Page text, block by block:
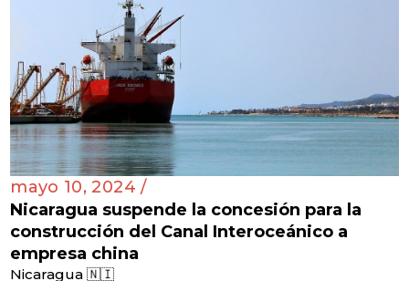
mayo 10, 2024 /
Nicaragua suspende la concesión para la
construcción del Canal Interoceánico a
empresa china
Nicaragua 🇳🇮